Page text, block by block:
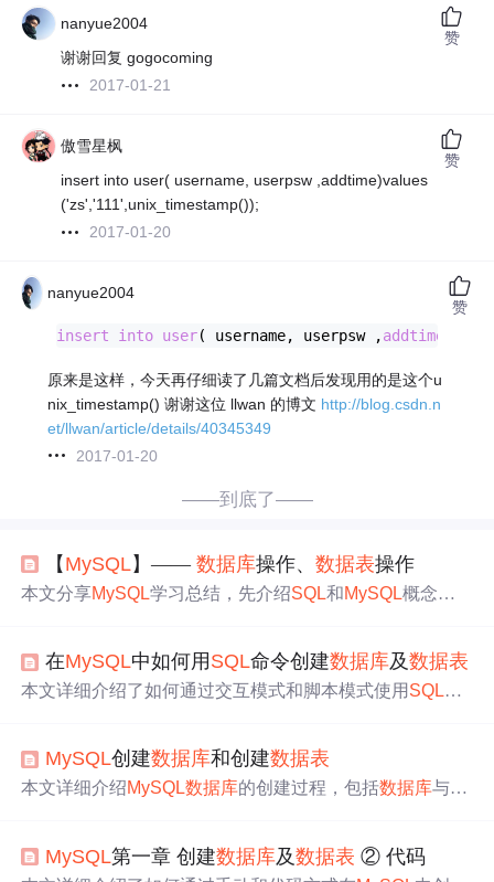
nanyue2004
谢谢回复 gogocoming
2017-01-21
赞
傲雪星枫
insert into user( username, userpsw ,addtime)values
('zs','111',unix_timestamp());
2017-01-20
赞
nanyue2004
insert into user( username, userpsw ,addtime
原来是这样，今天再仔细读了几篇文档后发现用的是这个u
nix_timestamp() 谢谢这位 llwan 的博文 http://blog.csdn.n
et/llwan/article/details/40345349
2017-01-20
赞
——到底了——
【 MySQL】——数据库操作、数据表操作
本文分享MySQL学习总结，先介绍SQL和MySQL概念，
创建、查看、选中和删除。最后说明数据表操作，涵盖常
用数据类型、创建、查看、查看结构和删除，提醒删除操
在MySQL中如何用 SQL命令创建数据库及数据表
本文详细介绍了如何通过交互模式和脚本模式使用 SQL在
rop database、create database、use database、create table和ins
ert data的过程，并提供了创建脚本的方法。
MySQL创建数据库和创建数据表
本文详细介绍MySQL数据库的创建过程，包括数据库与数
MySQL第一章 创建数据库及数据表 ② 代码